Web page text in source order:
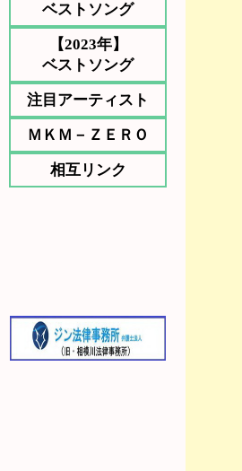
ベストソング
【2023年】
ベストソング
注目アーティスト
ＭＫＭ－ＺＥＲＯ
相互リンク